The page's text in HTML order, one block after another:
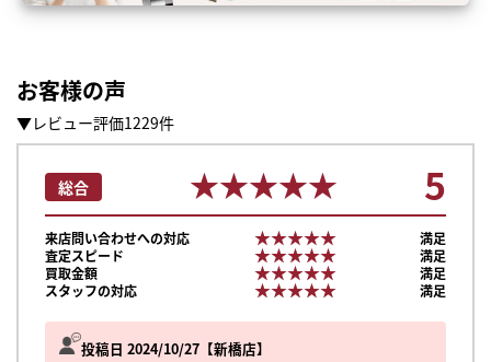
お客様の声
▼レビュー評価1229件
投稿日 2024/10/27 新橋店
総合 ★★★★★
★★★★★ 5
来店問い合わせへの対応 ★★★★★
★★★★★
満足
査定スピード
★★★★★
★★★★★
満足
買取金額
★★★★★
★★★★★
満足
スタッフの対応
★★★★★
★★★★★ 満足